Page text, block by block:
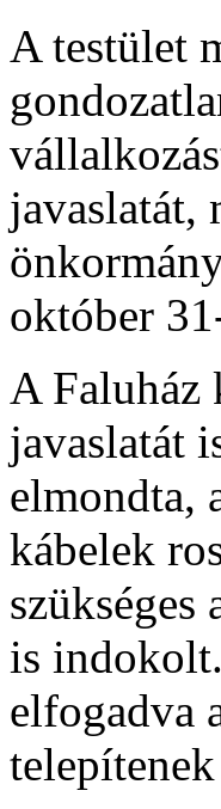
A testület
javaslatát,
október
A Faluház
javaslatát
elmondta,
kábelek
szükséges
is
elfogadva